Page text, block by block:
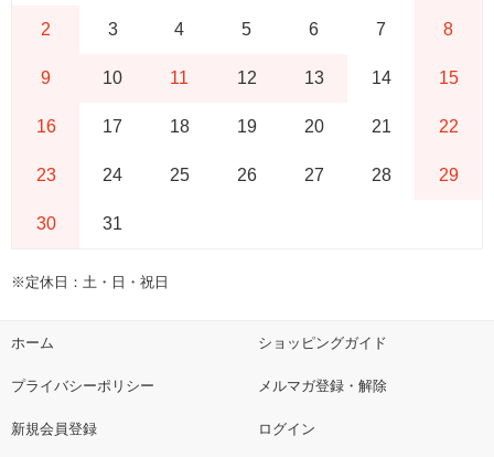
2 3 4 5 6 7 8
9 10 11 12 13 14 15
16 17 18 19 20 21 22
23 24 25 26 27 28 29
30 31
※定休日：土・日・祝日
ホーム ショッピングガイド
プライバシーポリシー メルマガ登録・解除
新規会員登録 ログイン